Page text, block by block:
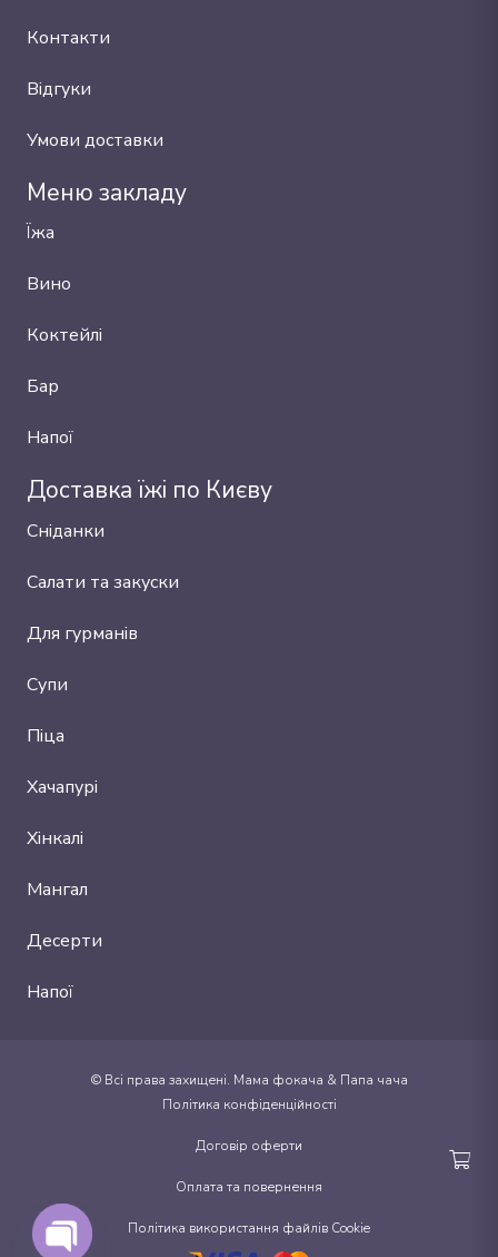
Контакти
Відгуки
Умови доставки
Меню закладу
Їжа
Вино
Коктейлі
Бар
Напої
Доставка їжі по Києву
Сніданки
Салати та закуски
Для гурманів
Супи
Піца
Хачапурі
Хінкалі
Мангал
Десерти
Напої
© Всі права захищені. Мама фокача & Папа чача
Політика конфіденційності
Договір оферти
Оплата та повернення
Політика використання файлів Cookie